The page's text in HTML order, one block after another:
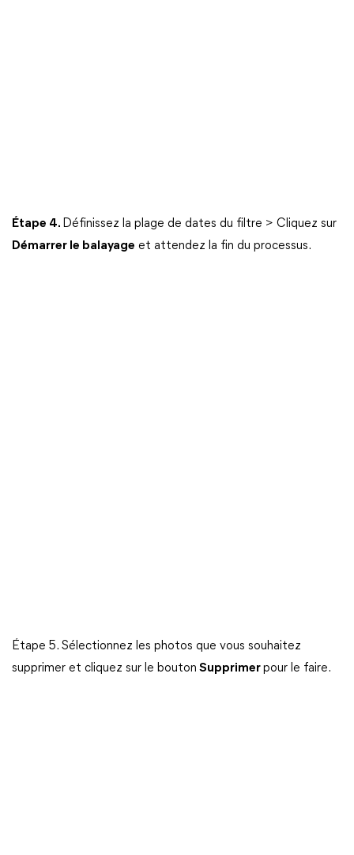
Étape 4. Définissez la plage de dates du filtre > Cliquez sur
Démarrer le balayage et attendez la fin du processus.
Étape 5. Sélectionnez les photos que vous souhaitez
supprimer et cliquez sur le bouton Supprimerpour le faire.